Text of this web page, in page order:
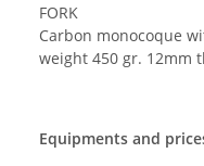
FORK
Carbon monocoque
weight 450 gr. 12mm
Equipments and